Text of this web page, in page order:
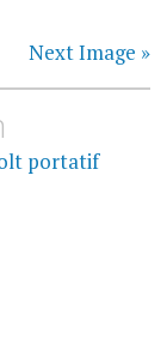
Next Image »
portatif